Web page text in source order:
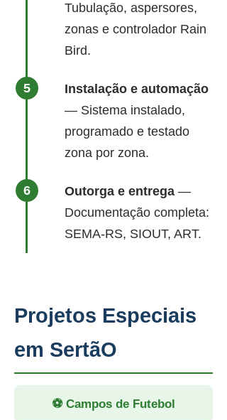
Tubulação, aspersores,
zonas e controlador Rain
Bird.
Instalação e automação
— Sistema instalado,
programado e testado
zona por zona.
Outorga e entrega —
Documentação completa:
SEMA-RS, SIOUT, ART.
Projetos Especiais
em SertãO
⚽ Campos de Futebol